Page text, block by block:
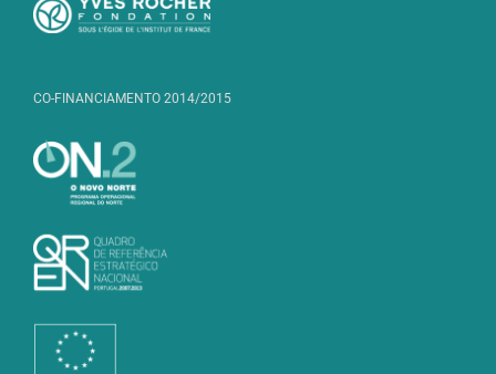
CO-FINANCIAMENTO 2014/2015